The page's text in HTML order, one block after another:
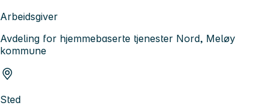
Arbeidsgiver
Avdeling for hjemmebaserte tjenester Nord, Meløy
kommune
Sted